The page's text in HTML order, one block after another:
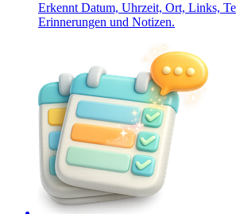
Erkennt Datum, Uhrzeit, Ort, Links,
Erinnerungen und Notizen.